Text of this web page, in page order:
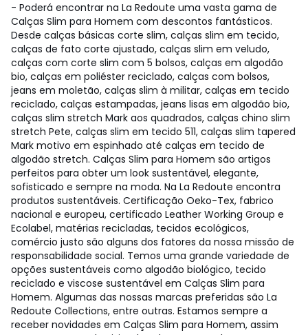
- Poderá encontrar na La Redoute uma vasta gama de
Calças Slim para Homem com descontos fantásticos.
Desde calças básicas corte slim, calças slim em tecido,
calças de fato corte ajustado, calças slim em veludo,
calças com corte slim com 5 bolsos, calças em algodão
bio, calças em poliéster reciclado, calças com bolsos,
jeans em moletão, calças slim à militar, calças em tecido
reciclado, calças estampadas, jeans lisas em algodão bio,
calças slim stretch Mark aos quadrados, calças chino slim
stretch Pete, calças slim em tecido 511, calças slim tapered
Mark motivo em espinhado até calças em tecido de
algodão stretch. Calças Slim para Homem são artigos
perfeitos para obter um look sustentável, elegante,
sofisticado e sempre na moda. Na La Redoute encontra
produtos sustentáveis. Certificação Oeko-Tex, fabrico
nacional e europeu, certificado Leather Working Group e
Ecolabel, matérias recicladas, tecidos ecológicos,
comércio justo são alguns dos fatores da nossa missão de
responsabilidade social. Temos uma grande variedade de
opções sustentáveis como algodão biológico, tecido
reciclado e viscose sustentável em Calças Slim para
Homem. Algumas das nossas marcas preferidas são La
Redoute Collections, entre outras. Estamos sempre a
receber novidades em Calças Slim para Homem, assim